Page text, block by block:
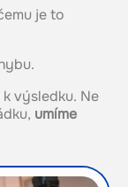
je to
výsledku. Ne
umíme